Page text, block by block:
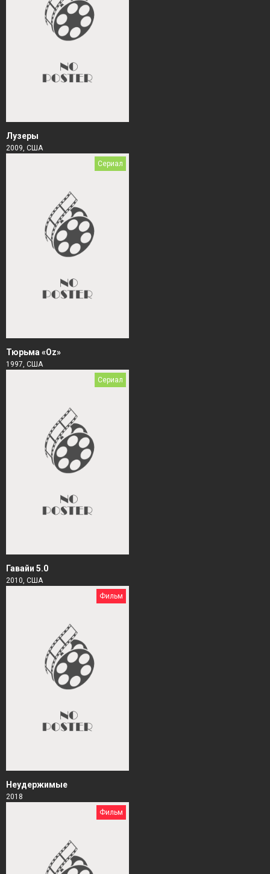
Лузеры
2009, США
Сериал
Тюрьма «Oz»
1997, США
Сериал
Гавайи 5.0
2010, США
Фильм
Неудержимые
2018
Фильм